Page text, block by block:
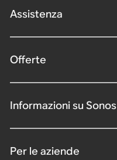
Assistenza
Offerte
Informazioni su Sonos
Per le aziende